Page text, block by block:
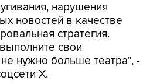
нарушения
новостей в качестве
стратегия.
свои
нужно больше театра", -
X.